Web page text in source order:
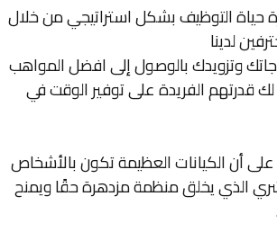
حياة التوظيف بشكل استراتيجي من خلال
لدينا
وتزويدك بالوصول إلى افضل المواهب
قدرتهم الفريدة على توفير الوقت في
على أن الكيانات العظيمة تكون بالأشخاص
الذي يخلق منظمة مزدهرة حقًا ويمنح